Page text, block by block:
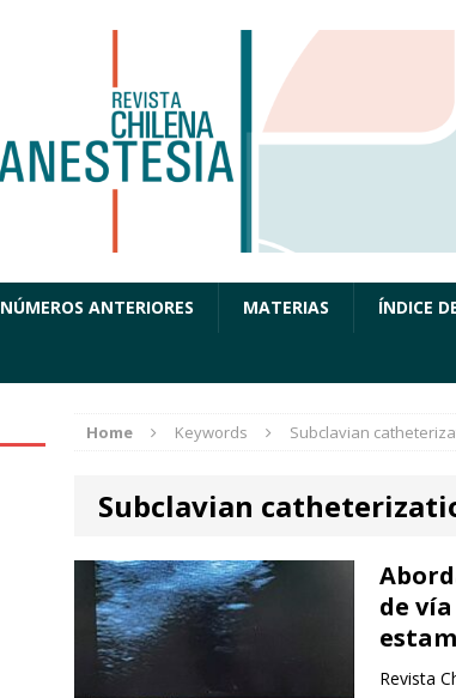
NÚMEROS ANTERIORES MATERIAS ÍNDICE
Home Keywords Subclavian
Subclavian
de
Revista